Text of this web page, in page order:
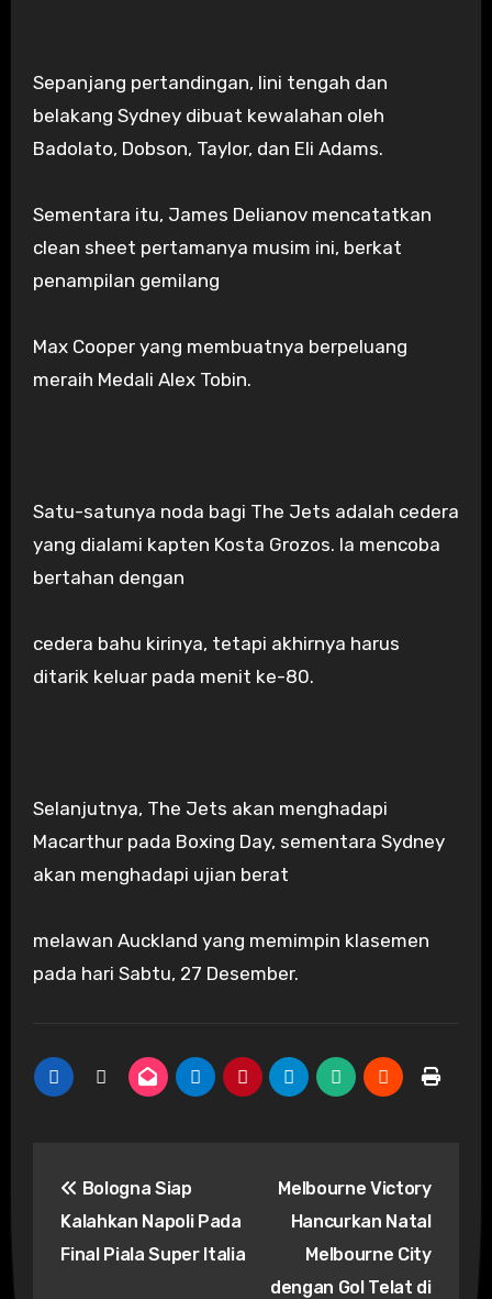
Sepanjang pertandingan, lini tengah dan
belakang Sydney dibuat kewalahan oleh
Badolato, Dobson, Taylor, dan Eli Adams.
Sementara itu, James Delianov mencatatkan
clean sheet pertamanya musim ini, berkat
penampilan gemilang
Max Cooper yang membuatnya berpeluang
meraih Medali Alex Tobin.
Satu-satunya noda bagi The Jets adalah cedera
yang dialami kapten Kosta Grozos. Ia mencoba
bertahan dengan
cedera bahu kirinya, tetapi akhirnya harus
ditarik keluar pada menit ke-80.
Selanjutnya, The Jets akan menghadapi
Macarthur pada Boxing Day, sementara Sydney
akan menghadapi ujian berat
melawan Auckland yang memimpin klasemen
pada hari Sabtu, 27 Desember.
navigation
Bologna Siap
Kalahkan Napoli Pada
Final Piala Super Italia
Melbourne Victory
Hancurkan Natal
Melbourne City
dengan Gol Telat di